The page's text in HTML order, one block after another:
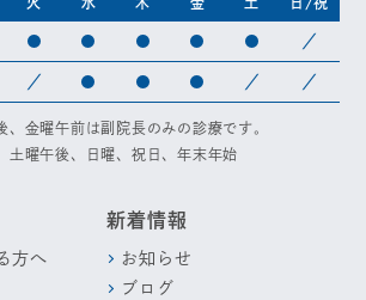
● ● ● ● ● ／
／ ● ● ● ／ ／
金曜午前は副院長のみの診療です。
土曜午後、日曜、祝日、年末年始
方へ
新着情報
お知らせ
ブログ